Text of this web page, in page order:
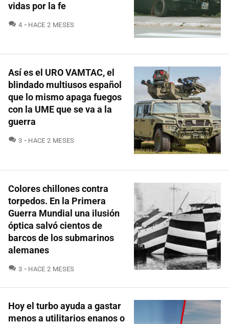
vidas por la fe
4 COMENTARIOS
HACE 2 MESES
Así es el URO VAMTAC, el
blindado multiusos español
que lo mismo apaga fuegos
con la UME que se va a la
guerra
3 COMENTARIOS
HACE 2 MESES
Colores chillones contra
torpedos. En la Primera
Guerra Mundial una ilusión
óptica salvó cientos de
barcos de los submarinos
alemanes
3 COMENTARIOS
HACE 2 MESES
Hoy el turbo ayuda a gastar
menos a utilitarios enanos o